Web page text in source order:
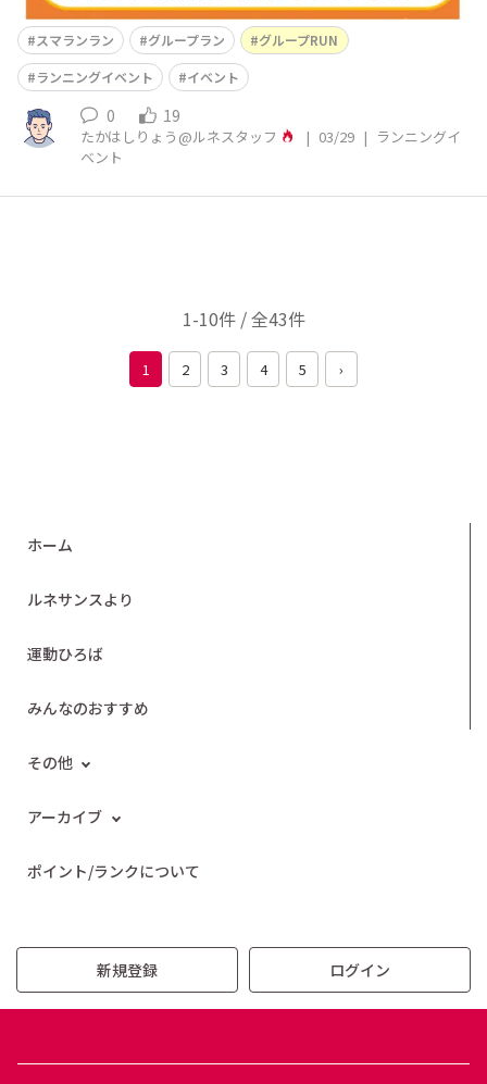
スマランラン グループラン
グループRUN
ランニングイベント
イベント
0 19
たかはしりょう@ルネスタッフ | 03/29 | ランニングイ
ベント
1-10件 / 全43件
1 2 3 4 5 ›
ホーム
ルネサンスより
運動ひろば
みんなのおすすめ
その他
アーカイブ
ポイント/ランクについて
新規登録 ログイン